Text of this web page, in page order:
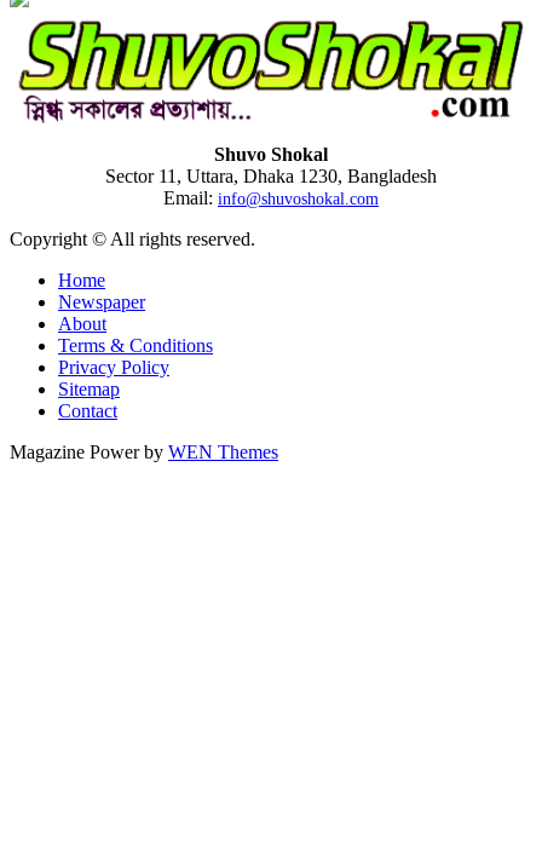
Shuvo Shokal
Sector 11, Uttara, Dhaka 1230, Bangladesh
Email: info@shuvoshokal.com
Copyright © All rights reserved.
Home
Newspaper
About
Terms & Conditions
Privacy Policy
Sitemap
Contact
Magazine Power by WEN Themes